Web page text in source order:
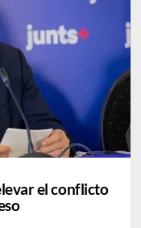
el conflicto